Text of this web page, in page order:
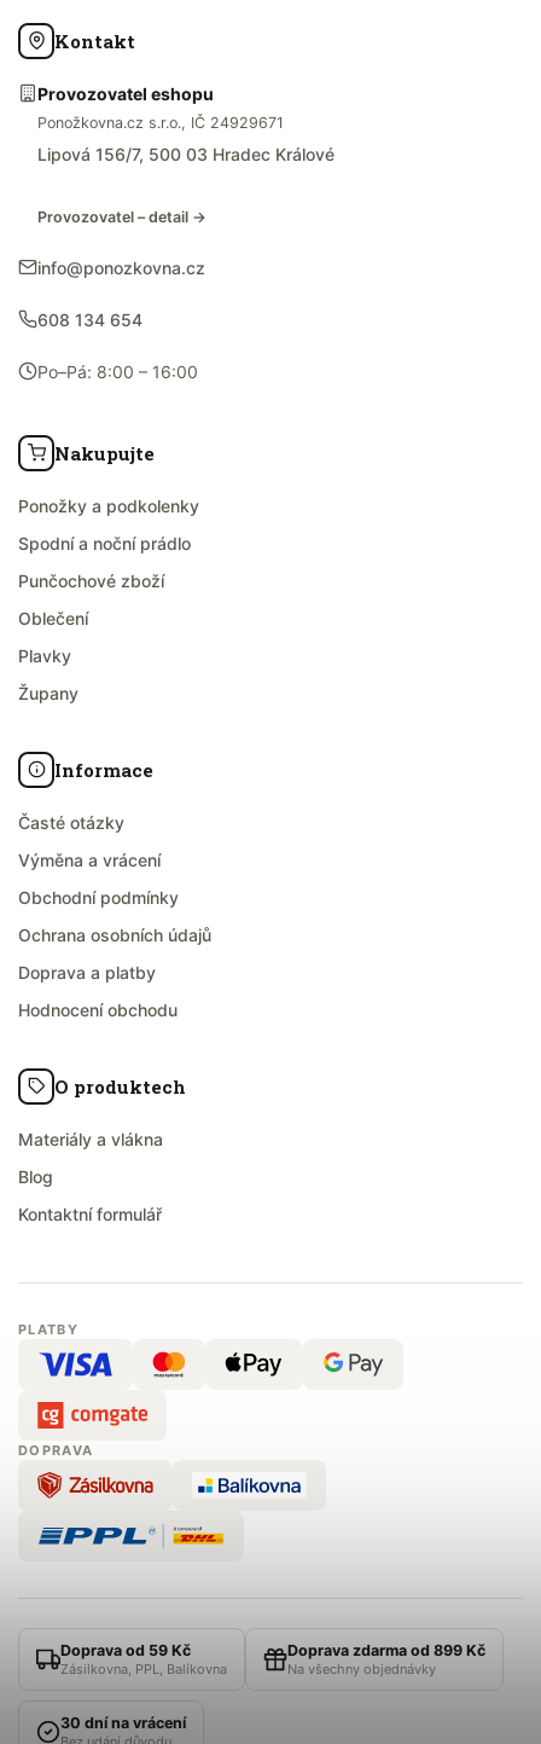
Kontakt
Provozovatel eshopu
Ponožkovna.cz s.r.o., IČ 24929671
Lipová 156/7, 500 03 Hradec Králové
Provozovatel – detail →
info@ponozkovna.cz
608 134 654
Po–Pá: 8:00 – 16:00
Nakupujte
Ponožky a podkolenky
Spodní a noční prádlo
Punčochové zboží
Oblečení
Plavky
Župany
Informace
Časté otázky
Výměna a vrácení
Obchodní podmínky
Ochrana osobních údajů
Doprava a platby
Hodnocení obchodu
O produktech
Materiály a vlákna
Blog
Kontaktní formulář
PLATBY
DOPRAVA
Doprava od 59 Kč
Zásilkovna, PPL, Balíkovna
Doprava zdarma od 899 Kč
Na všechny objednávky
30 dní na vrácení